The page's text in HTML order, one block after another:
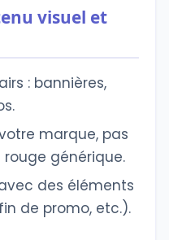
visuel et
: bannières,
marque, pas
générique.
des éléments
de promo, etc.).